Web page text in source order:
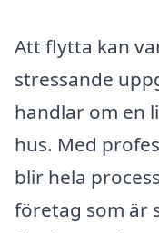
Att flytta kan
stressande
handlar om en
hus. Med
blir hela
företag som är